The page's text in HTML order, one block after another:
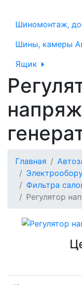
Шиномонтаж,
Шины, камеры
Ящик
Главная
Фильтра
Регулятор